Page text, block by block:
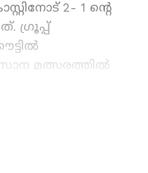
2- 1 ന്റെ
ഗ്രൂപ്പ്
മത്സരത്തിൽ